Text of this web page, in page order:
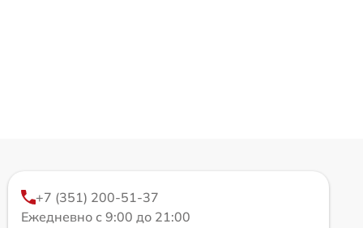
+7 (351) 200-51-37
Ежедневно с 9:00 до 21:00